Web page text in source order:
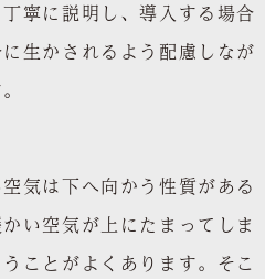
寧に説明し、導入する場合
生かされるよう配慮しなが
気は下へ向かう性質がある
い空気が上にたまってしま
ことがよくあります。そこ